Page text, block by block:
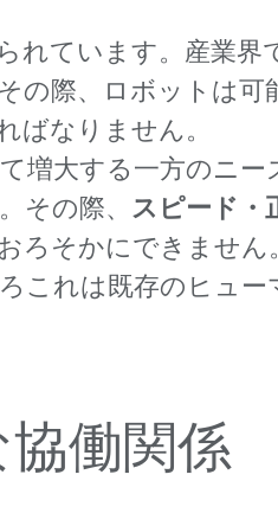
れています。産業界
の際、ロボットは可
ばなりません。
増大する一方のニー
その際、 スピード・
ろそかにできませ
これは既存のヒュ
働関係